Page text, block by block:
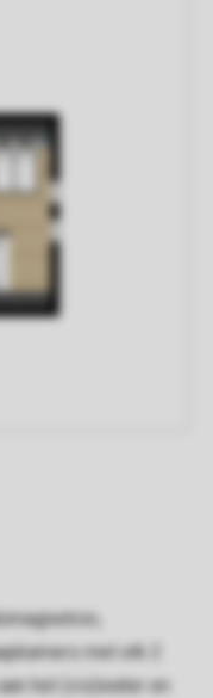
met elk 2
het (vis)water en